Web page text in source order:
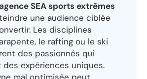
agence SEA sports extrêmes
une audience ciblée
Les disciplines
le rafting ou le ski
des passionnés qui
expériences uniques.